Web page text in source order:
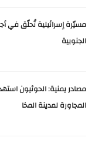
مسيّرة إسرائيلية تُحلّق في
الجنوبية
مصادر يمنية: الحوثيون
المجاورة لمدينة المخا